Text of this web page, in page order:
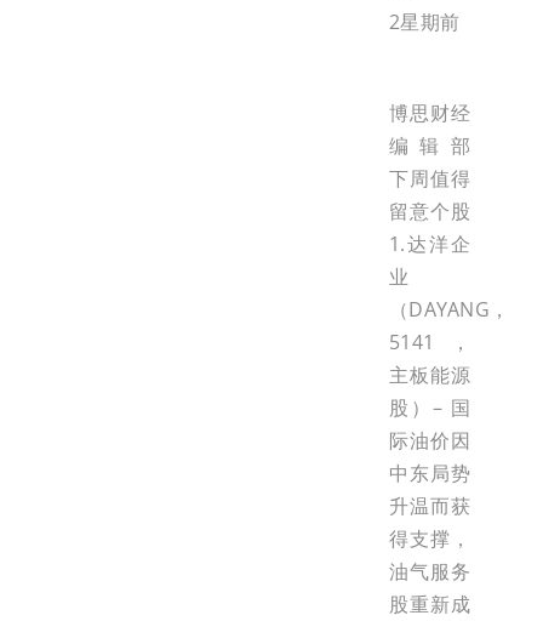
2星期前
博思财经
编辑部
下周值得
留意个股
1.达洋企
业
（DAYANG，
5141，
主板能源
股）– 国
际油价因
中东局势
升温而获
得支撑，
油气服务
股重新成